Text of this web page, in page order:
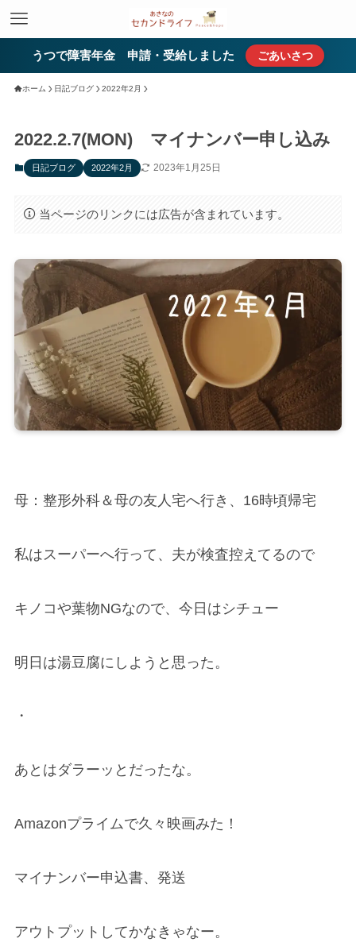
うつで障害年金 申請・受給しました ごあいさつ
ホーム 日記ブログ 2022年2月
2022.2.7(MON) マイナンバー申し込み
日記ブログ 2022年2月 2023年1月25日
当ページのリンクには広告が含まれています。
母：整形外科＆母の友人宅へ行き、16時頃帰宅
私はスーパーへ行って、夫が検査控えてるので
キノコや葉物NGなので、今日はシチュー
明日は湯豆腐にしようと思った。
・
あとはダラーッとだったな。
Amazonプライムで久々映画みた！
マイナンバー申込書、発送
アウトプットしてかなきゃなー。